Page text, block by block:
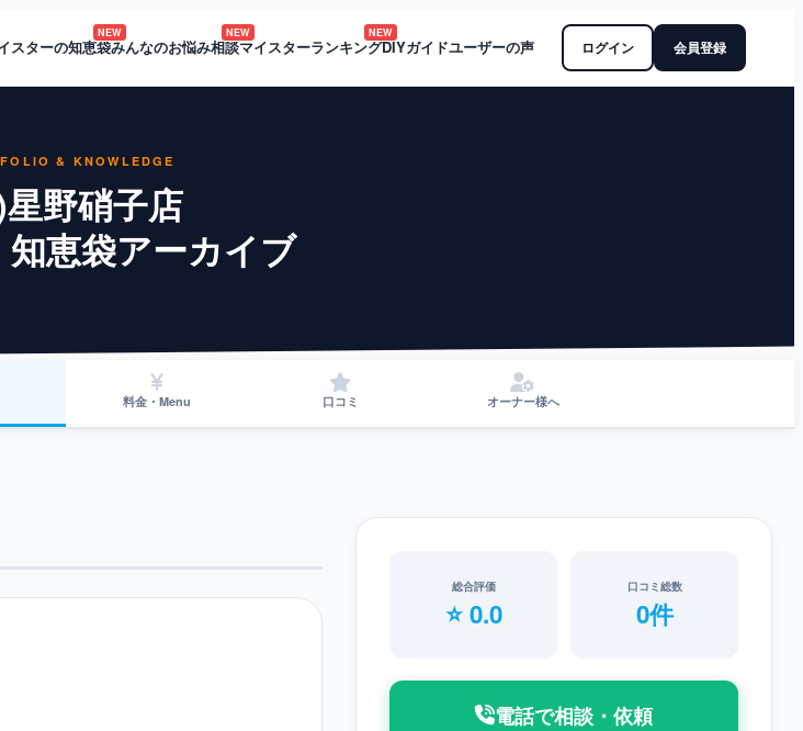
スターの知恵袋
NEW
みんなのお悩み相談
NEW
マイスターランキング
NEW
DIYガイドユーザーの声 ログイン 会員登録
& KNOWLEDGE
野硝子店
恵袋アーカイブ
料金・Menu 口コミ オーナー様へ
総合評価
⭐ 0.0
口コミ総数
0件
電話で相談・依頼